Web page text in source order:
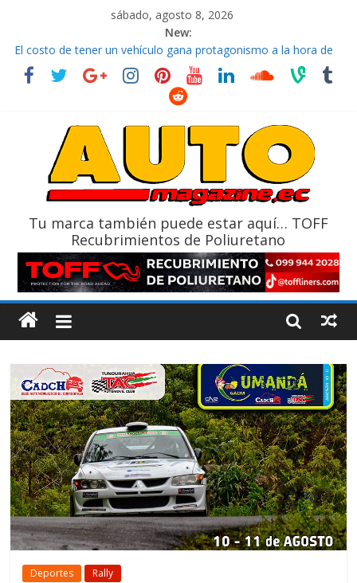
sábado, agosto 8, 2026
New:
El costo de tener un vehículo gana protagonismo a la hora de
decidir
Ultima película ‘Spider‑Man: Brand New Day’ pone en escena a
La Vuelta al Ecuador 2026, edición 47ª, recorre 7 provincias en 8
La FEDAK recibe 12 Sinotruk Bolden para cubrir las rutas de La
Tu marca también puede estar aquí… TOFF
Recubrimientos de Poliuretano
Deportes Rally